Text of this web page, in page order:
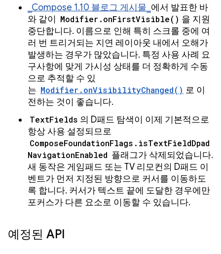
_Compose 1.10 블로그 게시물_ 에서 발표한 바
와 같이 Modifier.onFirstVisible() 을 지원
중단합니다. 이름으로 인해 특히 스크롤 중에 여
러 번 트리거되는 지연 레이아웃 내에서 오해가
발생하는 경우가 많았습니다. 특정 사용 사례 요
구사항에 맞게 가시성 상태를 더 정확하게 수동
으로 추적할 수 있
는 Modifier.onVisibilityChanged() 로 이
전하는 것이 좋습니다.
TextFields 의 D패드 탐색이 이제 기본적으로
항상 사용 설정되므로
ComposeFoundationFlags.isTextFieldDpad
NavigationEnabled 플래그가 삭제되었습니다.
새 동작은 게임패드 또는 TV 리모컨의 D패드 이
벤트가 먼저 지정된 방향으로 커서를 이동하도
록 합니다. 커서가 텍스트 끝에 도달한 경우에만
포커스가 다른 요소로 이동할 수 있습니다.
예정된 API